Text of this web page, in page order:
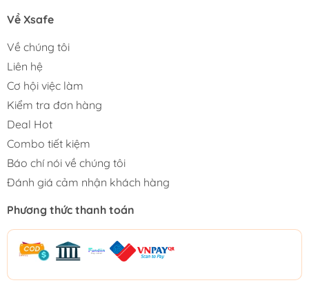
Về Xsafe
Về chúng tôi
Liên hệ
Cơ hội việc làm
Kiểm tra đơn hàng
Deal Hot
Combo tiết kiệm
Báo chí nói về chúng tôi
Đánh giá cảm nhận khách hàng
Phương thức thanh toán